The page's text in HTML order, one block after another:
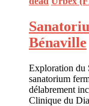
Bénaville
Exploration du
sanatorium
délabrement
Clinique du